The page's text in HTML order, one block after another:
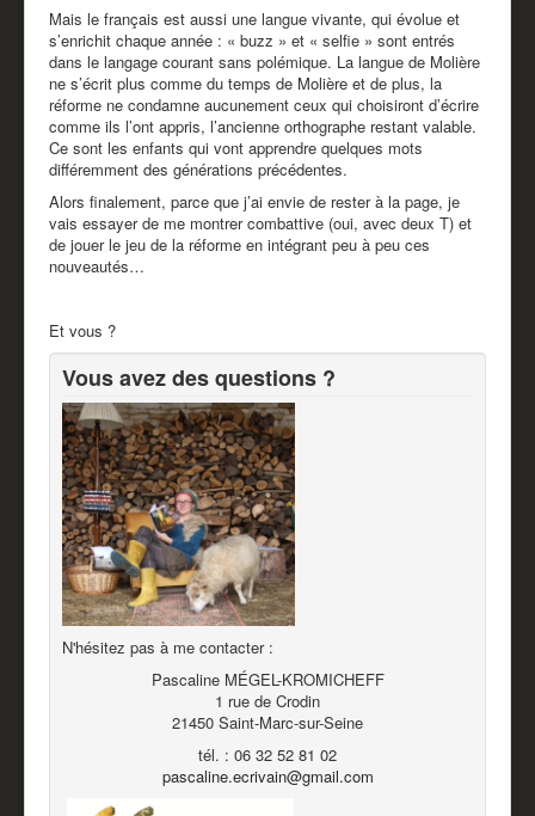
Mais le français est aussi une langue vivante, qui évolue et
s’enrichit chaque année : « buzz » et « selfie » sont entrés
dans le langage courant sans polémique. La langue de Molière
ne s’écrit plus comme du temps de Molière et de plus, la
réforme ne condamne aucunement ceux qui choisiront d’écrire
comme ils l’ont appris, l’ancienne orthographe restant valable.
Ce sont les enfants qui vont apprendre quelques mots
différemment des générations précédentes.
Alors finalement, parce que j’ai envie de rester à la page, je
vais essayer de me montrer combattive (oui, avec deux T) et
de jouer le jeu de la réforme en intégrant peu à peu ces
nouveautés…
Et vous ?
Vous avez des questions ?
N'hésitez pas à me contacter :
Pascaline MÉGEL-KROMICHEFF
1 rue de Crodin
21450 Saint-Marc-sur-Seine
tél. : 06 32 52 81 02
pascaline.ecrivain@gmail.com